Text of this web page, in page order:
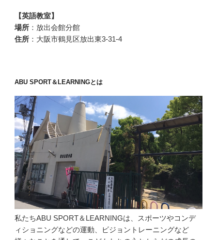
【英語教室】
場所 ：放出会館分館
住所 ：大阪市鶴見区放出東3-31-4
ABU SPORT＆LEARNINGとは
私たちABU SPORT＆LEARNINGは、スポーツやコンデ
ィショニングなどの運動、ビジョントレーニングなど